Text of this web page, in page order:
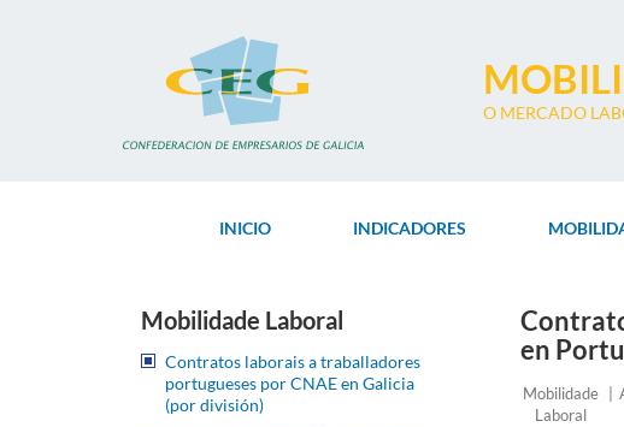
O MERCADO
INICIO INDICADORES
en
Eixo
Mobilidade
Laboral
Mobilidade Laboral
Contratos laborais a traballadores
portugueses por CNAE en Galicia
(por división)